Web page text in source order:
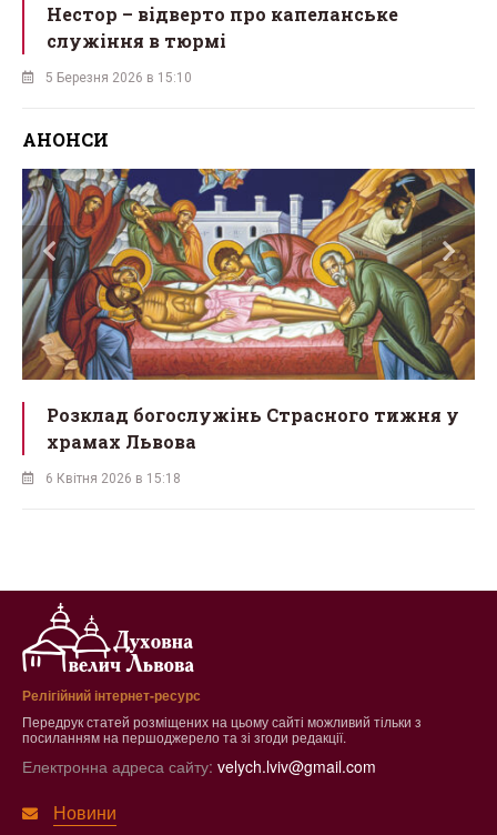
Нестор – відверто про капеланське
служіння в тюрмі
5 Березня 2026 в 15:10
АНОНСИ
Розклад богослужінь Страсного тижня у
храмах Львова
6 Квітня 2026 в 15:18
Релігійний інтернет-ресурс
Передрук статей розміщених на цьому сайті можливий тільки з
посиланням на першоджерело та зі згоди редакції.
Електронна адреса сайту: velych.lviv@gmail.com
Новини